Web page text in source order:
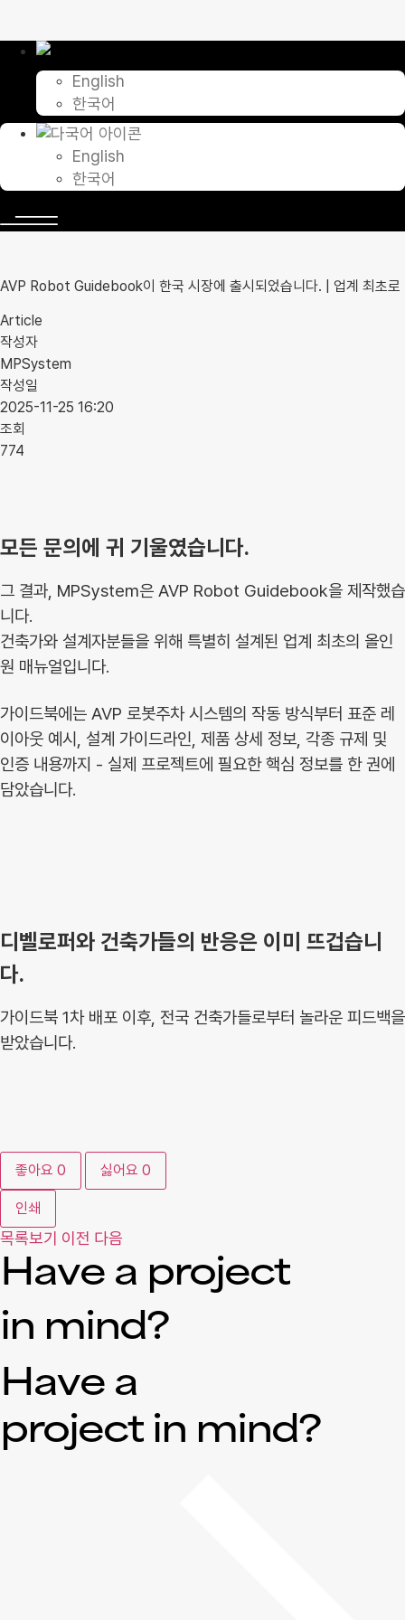
뛰
English
한국어
English
한국어
AVP Robot Guidebook이 한국 시장에 출시되었습니다. | 업계 최초로
Article
작성자
MPSystem
작성일
2025-11-25 16:20
조회
774
모든 문의에 귀 기울였습니다.
그 결과, MPSystem은 AVP Robot Guidebook을 제작했습
니다.
건축가와 설계자분들을 위해 특별히 설계된 업계 최초의 올인
원 매뉴얼입니다.
가이드북에는 AVP 로봇주차 시스템의 작동 방식부터 표준 레
이아웃 예시, 설계 가이드라인, 제품 상세 정보, 각종 규제 및
인증 내용까지 - 실제 프로젝트에 필요한 핵심 정보를 한 권에
담았습니다.
디벨로퍼와 건축가들의 반응은 이미 뜨겁습니
다.
가이드북 1차 배포 이후, 전국 건축가들로부터 놀라운 피드백을
받았습니다.
좋아요 0 싫어요 0
인쇄
목록보기 이전 다음
Have a project
in mind?
Have a
project in mind?